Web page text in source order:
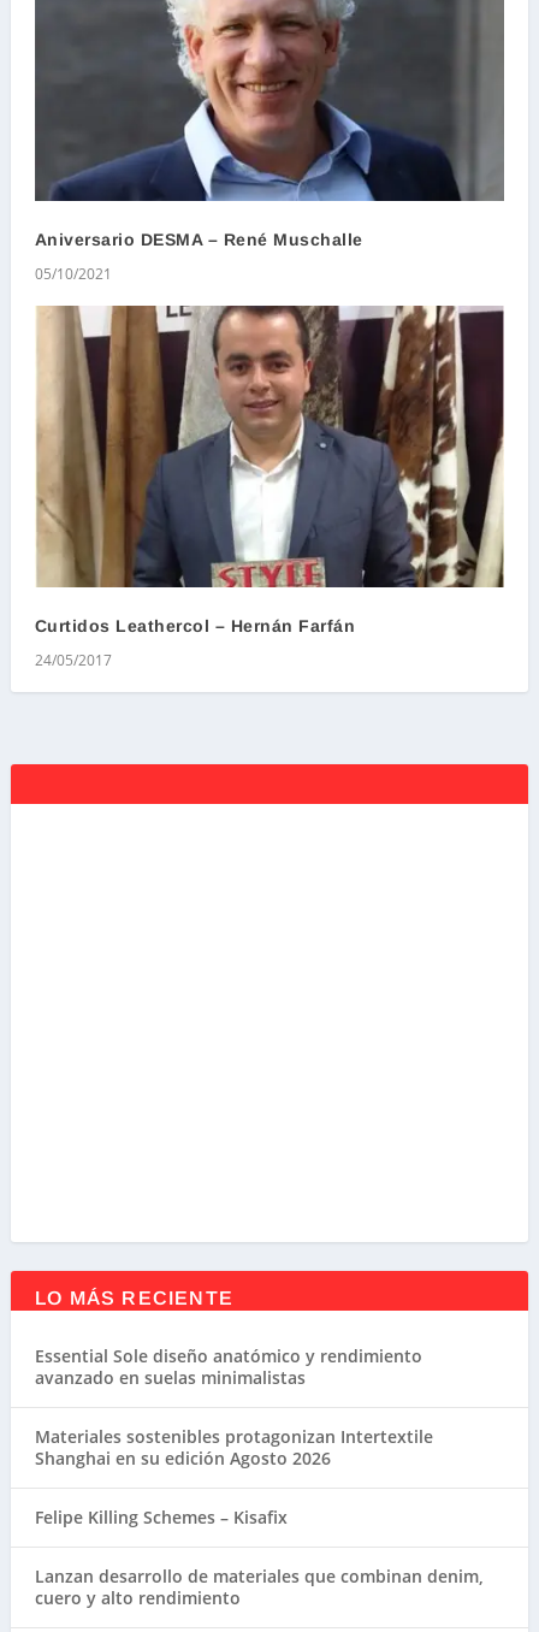
Aniversario DESMA – René Muschalle
05/10/2021
Curtidos Leathercol – Hernán Farfán
24/05/2017
LO MÁS RECIENTE
Essential Sole diseño anatómico y rendimiento
avanzado en suelas minimalistas
Materiales sostenibles protagonizan Intertextile
Shanghai en su edición Agosto 2026
Felipe Killing Schemes – Kisafix
Lanzan desarrollo de materiales que combinan denim,
cuero y alto rendimiento